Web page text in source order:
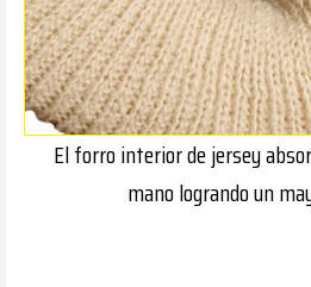
El forro interior de jersey
mano logrando un